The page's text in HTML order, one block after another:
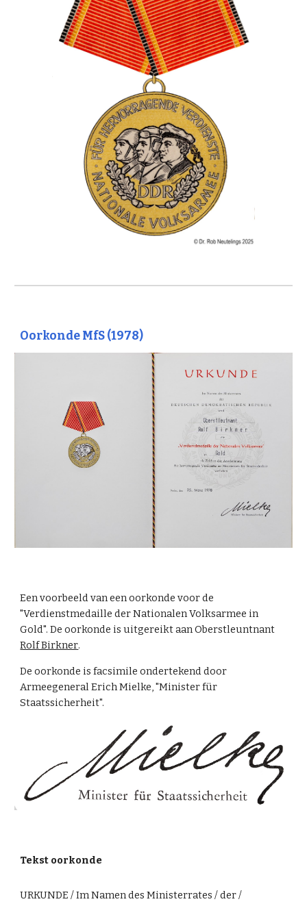
Oorkonde MfS (1978)
Een voorbeeld van een oorkonde voor de
"Verdienstmedaille der Nationalen Volksarmee in
Gold". De oorkonde is uitgereikt aanOberstleuntnant
Rolf Birkner.
De oorkonde is facsimile ondertekend door
ArmeegeneralErich Mielke, "Minister für
Staatssicherheit".
Tekst oorkonde
URKUNDE / Im Namen des Ministerrates / der /